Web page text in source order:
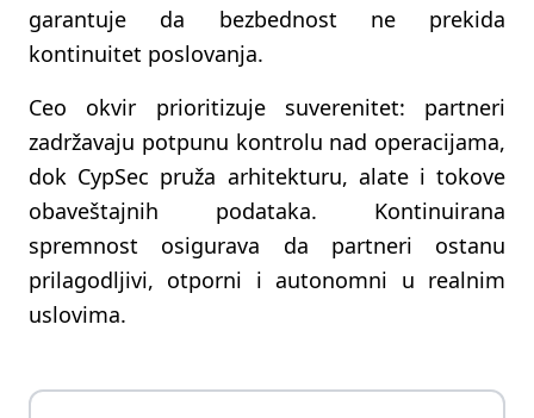
garantuje da bezbednost ne prekida
kontinuitet poslovanja.
Ceo okvir prioritizuje suverenitet: partneri
zadržavaju potpunu kontrolu nad operacijama,
dok CypSec pruža arhitekturu, alate i tokove
obaveštajnih podataka. Kontinuirana
spremnost osigurava da partneri ostanu
prilagodljivi, otporni i autonomni u realnim
uslovima.